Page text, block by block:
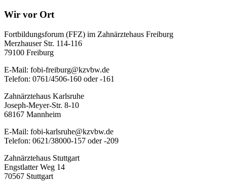
Wir vor Ort
Fortbildungsforum (FFZ) im Zahnärztehaus Freiburg
Merzhauser Str. 114-116
79100 Freiburg
E-Mail: fobi-freiburg@kzvbw.de
Telefon: 0761/4506-160 oder -161
Zahnärztehaus Karlsruhe
Joseph-Meyer-Str. 8-10
68167 Mannheim
E-Mail: fobi-karlsruhe@kzvbw.de
Telefon: 0621/38000-157 oder -209
Zahnärztehaus Stuttgart
Engstlatter Weg 14
70567 Stuttgart